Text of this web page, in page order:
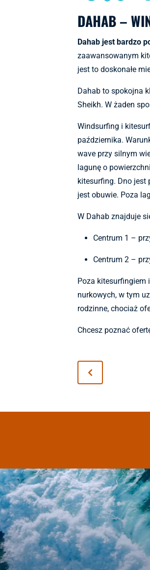
DAHAB –
Dahab jest bardzo
zaawansowanym
jest to doskonałe
Dahab to spokojna
Sheikh. W żaden
Windsurfing i
października.
wave przy silnym
lagunę o powierzchni
kitesurfing. Dno jest
jest obuwie. Poza
W Dahab znajduje
Centrum 1 –
Centrum 2 –
Poza kitesurfingiem
nurkowych, w tym
rodzinne, chociaż
Chcesz poznać